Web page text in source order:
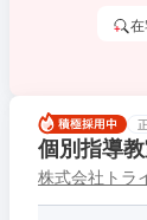
個別指導
株式会社トラ